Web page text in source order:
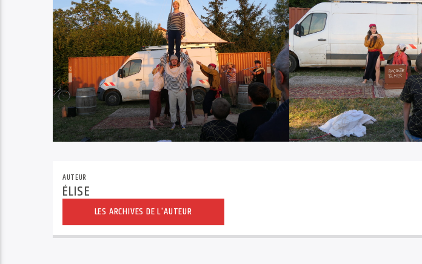
AUTEUR
ÉLISE
LES ARCHIVES DE L'AUTEUR